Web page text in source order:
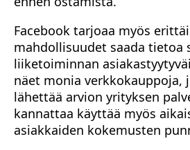
Facebook tarjoaa myös
mahdollisuudet saada tietoa
liiketoiminnan
näet monia verkkokauppoja,
lähettää arvion yrityksen
kannattaa käyttää myös
asiakkaiden kokemusten